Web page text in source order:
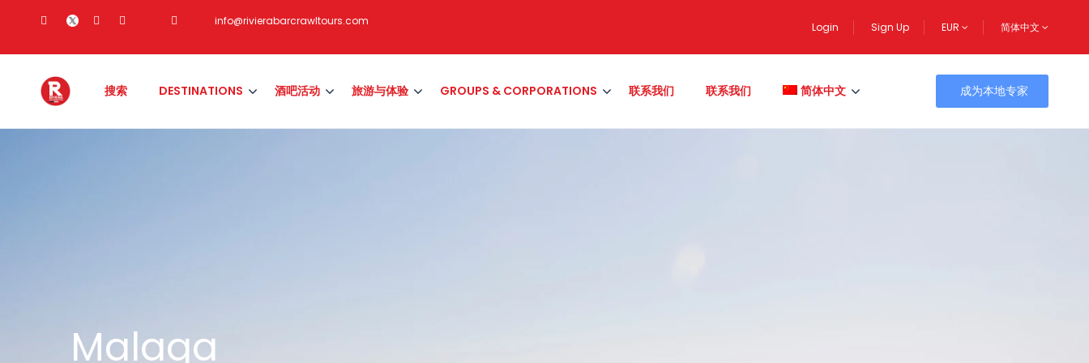
info@rivierabarcrawltours.com Login Sign Up EUR 简体中文
搜索 DESTINATIONS 酒吧活动 旅游与体验 GROUPS & CORPORATIONS 联系我们 联系我们 简体中文 成为本地专家
Malaga